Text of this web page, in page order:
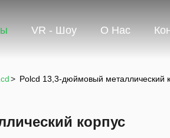
VR - Шоу О Нас
> Polcd 13,3-дюймовый
корпус